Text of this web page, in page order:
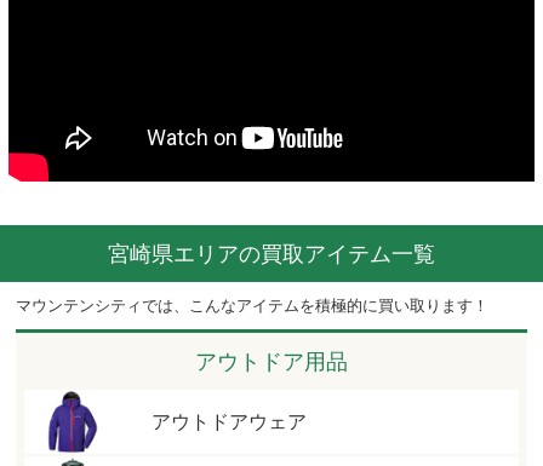
宮崎県エリアの買取アイテム一覧
マウンテンシティでは、こんなアイテムを積極的に買い取ります！
アウトドア用品
アウトドアウェア